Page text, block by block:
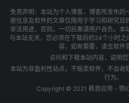
免责声明：本站为个人博客，博客所发布的
册信息及软件的文章仅限用于学习和研究目
非法用途，否则，一切后果请用户自负。本
与本站无关，您必须在下载后的24个小时
容，如有需要，请去软件
访问和下载本站内容，说明您
本站为非盈利性站点，不贩卖软件，不会收
行为。
Copyright © 2021 枫音应用 - 鄂